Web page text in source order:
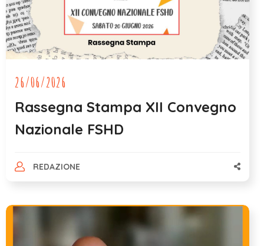
26/06/2026
Rassegna Stampa XII Convegno
Nazionale FSHD
REDAZIONE